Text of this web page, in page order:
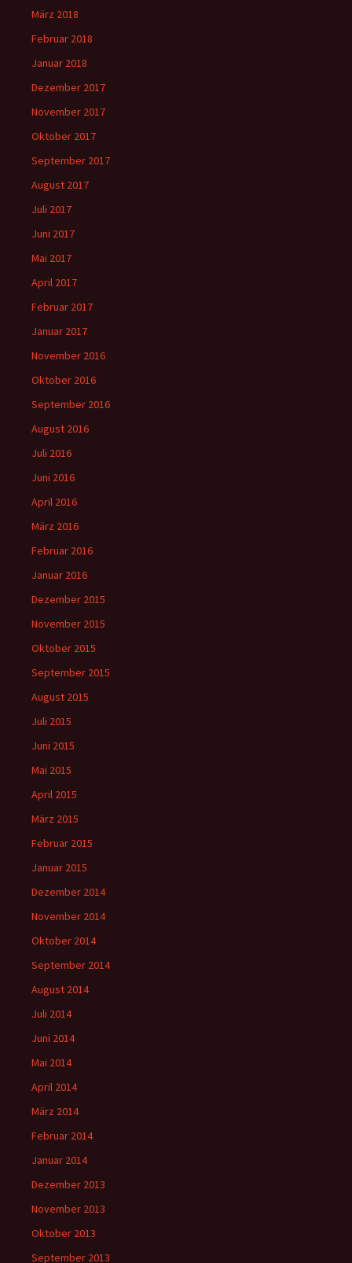
März 2018
Februar 2018
Januar 2018
Dezember 2017
November 2017
Oktober 2017
September 2017
August 2017
Juli 2017
Juni 2017
Mai 2017
April 2017
Februar 2017
Januar 2017
November 2016
Oktober 2016
September 2016
August 2016
Juli 2016
Juni 2016
April 2016
März 2016
Februar 2016
Januar 2016
Dezember 2015
November 2015
Oktober 2015
September 2015
August 2015
Juli 2015
Juni 2015
Mai 2015
April 2015
März 2015
Februar 2015
Januar 2015
Dezember 2014
November 2014
Oktober 2014
September 2014
August 2014
Juli 2014
Juni 2014
Mai 2014
April 2014
März 2014
Februar 2014
Januar 2014
Dezember 2013
November 2013
Oktober 2013
September 2013